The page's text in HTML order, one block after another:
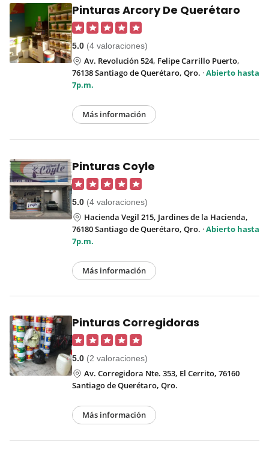
Pinturas Arcory De Querétaro
5.0 (4 valoraciones)
Av. Revolución 524, Felipe Carrillo Puerto,
76138 Santiago de Querétaro, Qro. ·Abierto hasta
7p.m.
Más información
Pinturas Coyle
5.0 (4 valoraciones)
Hacienda Vegil 215, Jardines de la Hacienda,
76180 Santiago de Querétaro, Qro. ·Abierto hasta
7p.m.
Más información
Pinturas Corregidoras
5.0 (2 valoraciones)
Av. Corregidora Nte. 353, El Cerrito, 76160
Santiago de Querétaro, Qro.
Más información